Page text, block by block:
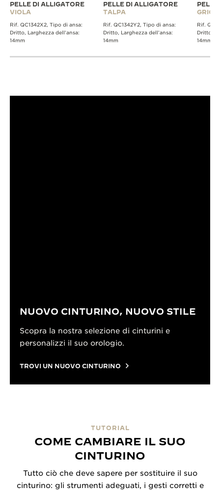
PELLE DI ALLIGATORE
VIOLA
Rif. QC1342X2, Tipo di ansa:
Dritto, Larghezza dell’ansa:
14mm
PELLE DI ALLIGATORE
TALPA
Rif. QC1342Y2, Tipo di ansa:
Dritto, Larghezza dell’ansa:
14mm
PELLE
Rif.
Dritto,
14mm
NUOVO CINTURINO, NUOVO STILE
Scopra la nostra selezione di cinturini e
personalizzi il suo orologio.
TROVI UN NUOVO CINTURINO
TUTORIAL
COME CAMBIARE IL SUO
CINTURINO
Tutto ciò che deve sapere per sostituire il suo
cinturino: gli strumenti adeguati, i gesti corretti e